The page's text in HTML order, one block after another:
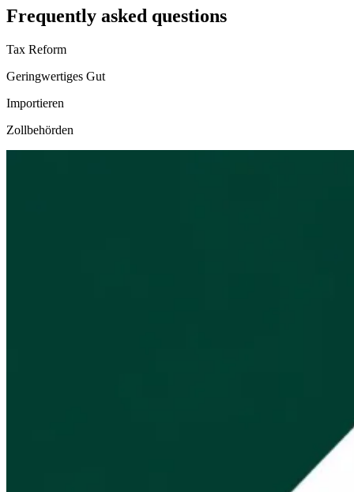
Frequently asked questions
Tax Reform
Geringwertiges Gut
Importieren
Zollbehörden